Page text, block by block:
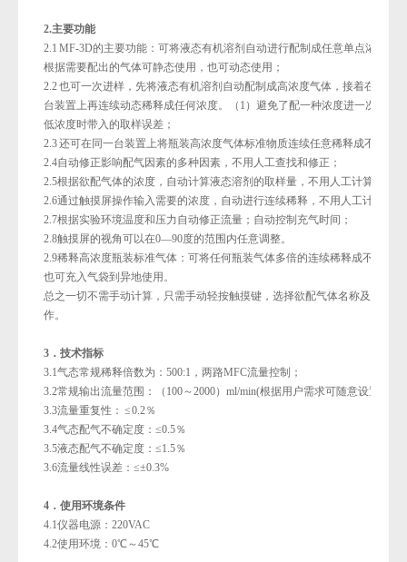
2.主要功能
2.1 MF-3D的主要功能：可将液态有机溶剂自动进行配制成任意单点浓度，
根据需要配出的气体可静态使用，也可动态使用；
2.2也可一次进样，先将液态有机溶剂自动配制成高浓度气体，接着在同一
台装置上再连续动态稀释成任何浓度。（ 1 ）避免了配一种浓度进一次样的
低浓度时带入的取样误差；
2.3还可在同一台装置上将瓶装高浓度气体标准物质连续任意稀释成不同浓
2.4自动修正影响配气因素的多种因素，不用人工查找和修正；
2.5根据欲配气体的浓度，自动计算液态溶剂的取样量，不用人工计算器计
2.6通过触摸屏操作输入需要的浓度，自动进行连续稀释，不用人工计算；
2.7根据实验环境温度和压力自动修正流量；自动控制充气时间；
2.8触摸屏的视角可以在0—90度的范围内任意调整。
2.9稀释高浓度瓶装标准气体：可将任何瓶装气体多倍的连续稀释成不同浓
也可充入气袋到异地使用 。
总之一切不需手动计算，只需手动轻按触摸键，选择欲配气体名称及其浓
作。
3 ．技术指标
3.1气态常规稀释倍数为：500:1，两路MFC流量控制；
3.2常规输出流量范围：（100～2000）ml/min(根据用户需求可随意设置扩展
3.3流量重复性： ≤ 0.2％
3.4气态配气不确定度：≤0.5％
3.5液态配气不确定度：≤1.5％
3.6流量线性误差：≤±0.3%
4 ．使用环境条件
4.1仪器电源：220VAC
4.2使用环境：0℃～45℃